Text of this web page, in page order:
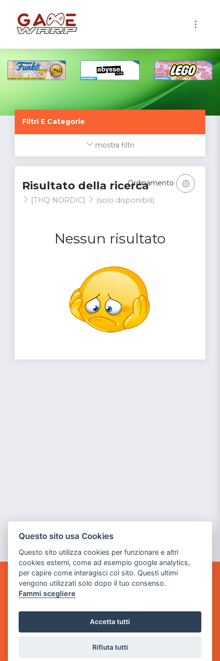
Filtri E Categorie
mostra filtri
Risultato della ricerca
[THQ NORDIC] (solo disponibili)
Nessun risultato
Ordinamento
GAME WARP
BY POWER GAME SRL
via Villaggio dei Platani, 3
Questo sito usa Cookies
Questo sito utilizza cookies per funzionare e altri
cookies esterni, come ad esempio google analytics,
per capire come interagisci col sito. Questi ultimi
vengono utilizzati solo dopo il tuo consenso.
Fammi scegliere
Accetta tutti
Rifiuta tutti